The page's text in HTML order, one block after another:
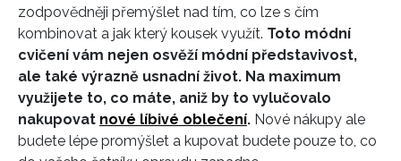
zodpovědněji přemýšlet nad tím, co lze s čím
kombinovat a jak který kousek využít. Toto módní
cvičení vám nejen osvěží módní představivost,
ale také výrazně usnadní život. Na maximum
využijete to, co máte, aniž by to vylučovalo
nakupovat nové líbivé oblečení. Nové nákupy ale
budete lépe promýšlet a kupovat budete pouze to, co